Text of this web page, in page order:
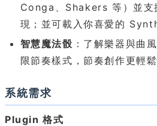
Conga、Shakers 等）並
現；並可載入你喜愛的
智慧魔法骰 ：了解樂器與曲
限節奏樣式，節奏創作更輕
系統需求
Plugin 格式